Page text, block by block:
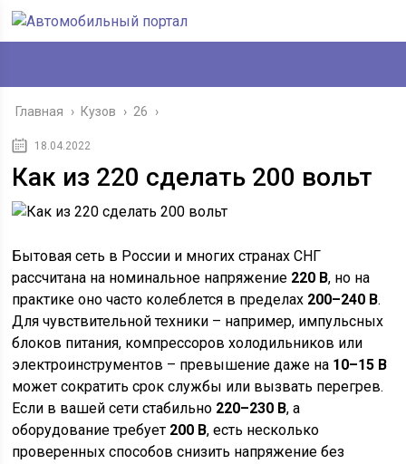
Главная › Кузов › 26 ›
18.04.2022
Как из 220 сделать 200 вольт
Бытовая сеть в России и многих странах СНГ
рассчитана на номинальное напряжение 220 В, но на
практике оно часто колеблется в пределах 200–240 В.
Для чувствительной техники – например, импульсных
блоков питания, компрессоров холодильников или
электроинструментов – превышение даже на 10–15 В
может сократить срок службы или вызвать перегрев.
Если в вашей сети стабильно 220–230 В, а
оборудование требует 200 В, есть несколько
проверенных способов снизить напряжение без